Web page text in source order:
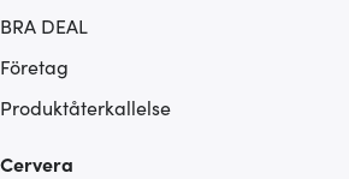
BRA DEAL
Företag
Produktåterkallelse
Cervera